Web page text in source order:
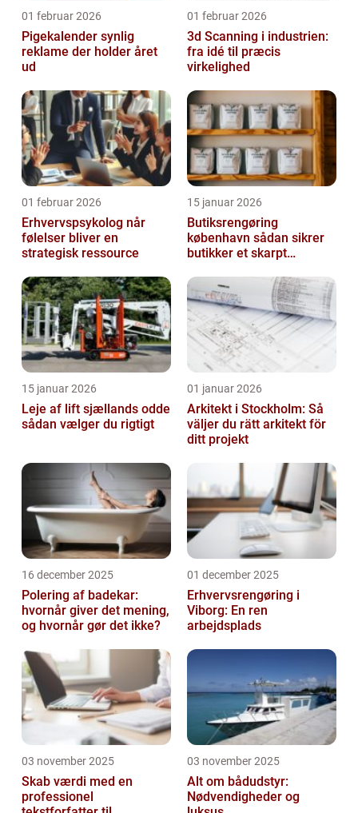
01 februar 2026
Pigekalender synlig
reklame der holder året
ud
01 februar 2026
3d Scanning i industrien:
fra idé til præcis
virkelighed
01 februar 2026
Erhvervspsykolog når
følelser bliver en
strategisk ressource
15 januar 2026
Butiksrengøring
københavn sådan sikrer
butikker et skarpt
15 januar 2026
Leje af lift sjællands odde
sådan vælger du rigtigt
01 januar 2026
Arkitekt i Stockholm: Så
väljer du rätt arkitekt för
ditt projekt
16 december 2025
Polering af badekar:
hvornår giver det mening,
og hvornår gør det ikke?
01 december 2025
Erhvervsrengøring i
Viborg: En ren
arbejdsplads
03 november 2025
Skab værdi med en
professionel
03 november 2025
Alt om bådudstyr:
Nødvendigheder og